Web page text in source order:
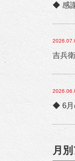
◆ 感
吉兵
◆ 6月
月